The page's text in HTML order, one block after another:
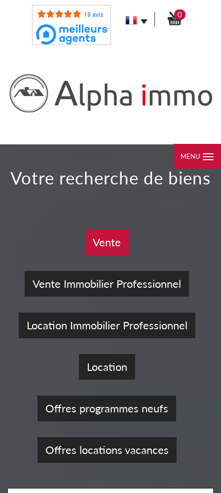
18 avis 0
MENU
Votre recherche de biens
Vente
Vente Immobilier Professionnel
Location Immobilier Professionnel
Location
Offres programmes neufs
Offres locations vacances